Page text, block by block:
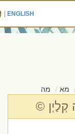
ENGLISH
|
מה
©